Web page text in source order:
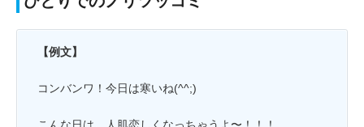
【例文】
コンバンワ！今日は寒いね(^^;)